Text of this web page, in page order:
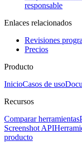
responsable
Enlaces relacionados
Revisiones
Precios
Producto
InicioCasos de uso
Recursos
Comparar herramientas
Screenshot API
producto